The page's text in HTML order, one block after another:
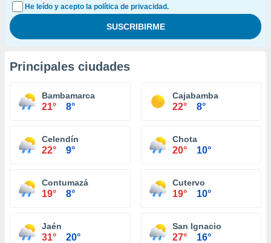
He leído y acepto la política de privacidad.
Principales ciudades
Bambamarca
21° 8°
Cajabamba
22° 8°
Celendín
22° 9°
Chota
20° 10°
Contumazá
19° 8°
Cutervo
19° 10°
Jaén
31° 20°
San Ignacio
27° 16°